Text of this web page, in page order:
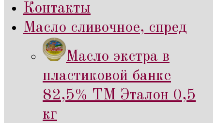
Контакты
Масло сливочное, спред
Масло экстра в
пластиковой банке
82,5% ТМ Эталон 0,5
кг